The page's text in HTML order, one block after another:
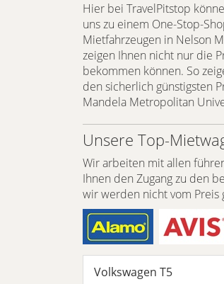
Hier bei TravelPitstop
uns zu einem One-Stop-
Mietfahrzeugen in Nelson
zeigen Ihnen nicht nur die
bekommen können. So
den sicherlich günstigsten
Mandela Metropolitan
Unsere Top-
Wir arbeiten mit allen
Ihnen den Zugang zu den
wir werden nicht vom Preis
Volkswagen T5